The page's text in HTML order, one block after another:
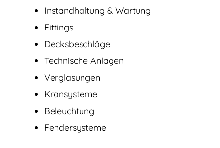
Instandhaltung & Wartung
Fittings
Decksbeschläge
Technische Anlagen
Verglasungen
Kransysteme
Beleuchtung
Fendersysteme